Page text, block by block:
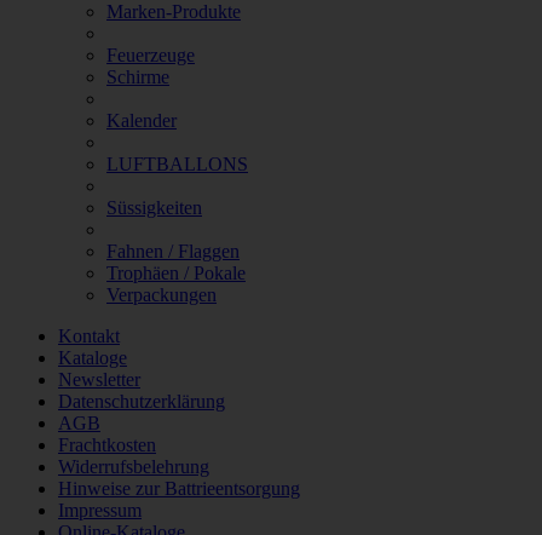
Marken-Produkte
Feuerzeuge
Schirme
Kalender
LUFTBALLONS
Süssigkeiten
Fahnen / Flaggen
Trophäen / Pokale
Verpackungen
Kontakt
Kataloge
Newsletter
Datenschutzerklärung
AGB
Frachtkosten
Widerrufsbelehrung
Hinweise zur Battrieentsorgung
Impressum